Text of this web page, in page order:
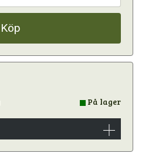
Köp
På lager